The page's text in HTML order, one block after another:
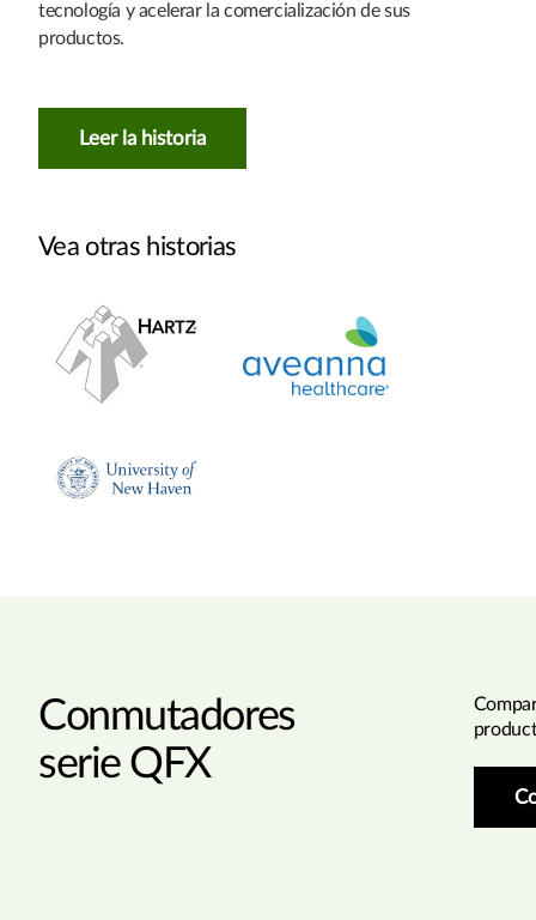
tecnología y acelerar la comercialización de sus
productos.
Leer la historia
Vea otras historias
Conmutadores
serie QFX